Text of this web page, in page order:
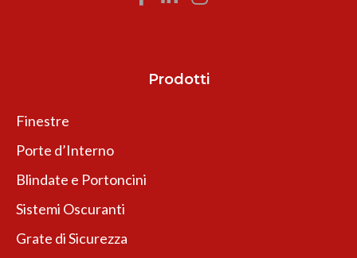
Prodotti
Finestre
Porte d’Interno
Blindate e Portoncini
Sistemi Oscuranti
Grate di Sicurezza